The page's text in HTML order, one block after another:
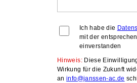
Ich habe die
mit der
einverstanden
Hinweis:Diese
Wirkung für die Zukunft
aninfo@janssen-ac.de